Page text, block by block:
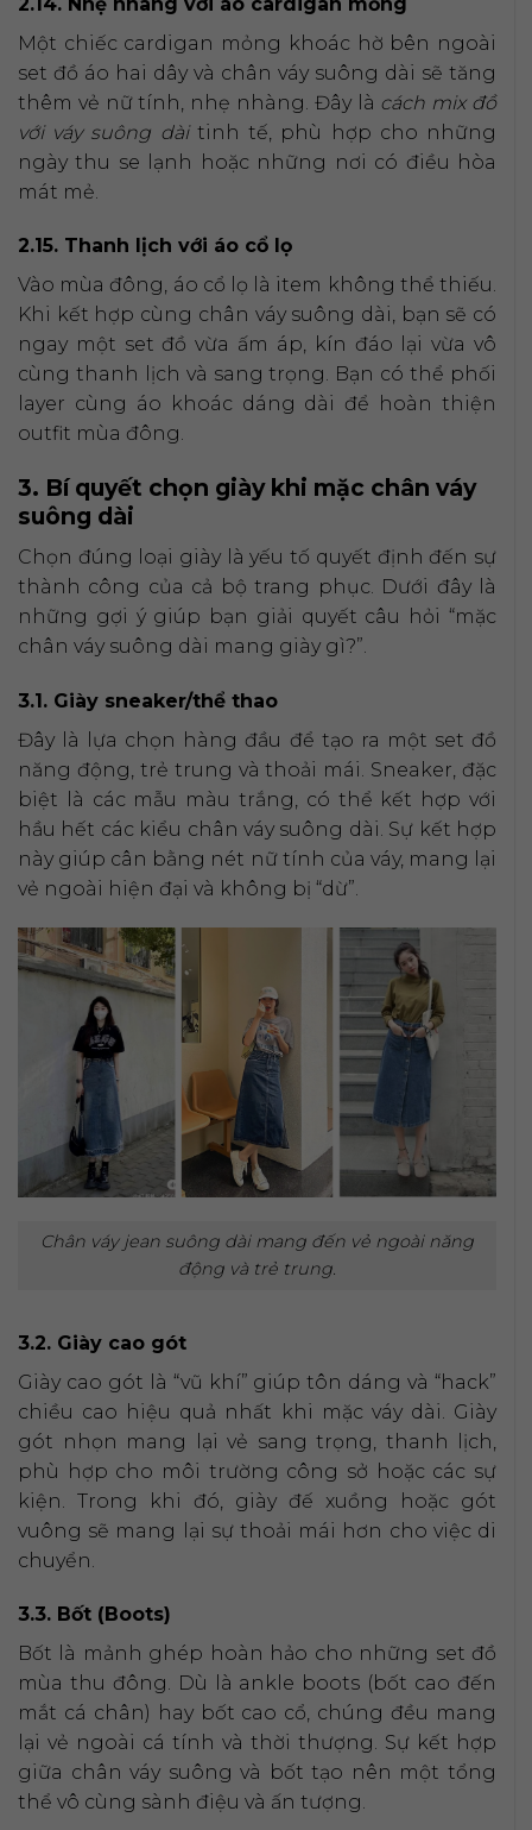
Một chiếc cardigan mỏng khoác hờ bên ngoài
set đồ áo hai dây và chân váy suông dài sẽ tăng
thêm vẻ nữ tính, nhẹ nhàng. Đây là cách mix đồ
với váy suông dàitinh tế, phù hợp cho những
ngày thu se lạnh hoặc những nơi có điều hòa
mát mẻ.
2.15. Thanh lịch với áo cổ lọ
Vào mùa đông, áo cổ lọ là item không thể thiếu.
Khi kết hợp cùng chân váy suông dài, bạn sẽ có
ngay một set đồ vừa ấm áp, kín đáo lại vừa vô
cùng thanh lịch và sang trọng. Bạn có thể phối
layer cùng áo khoác dáng dài để hoàn thiện
outfit mùa đông.
3. Bí quyết chọn giày khi mặc chân váy
suông dài
Chọn đúng loại giày là yếu tố quyết định đến sự
thành công của cả bộ trang phục. Dưới đây là
những gợi ý giúp bạn giải quyết câu hỏi “mặc
chân váy suông dài mang giày gì?”.
3.1. Giày sneaker/thể thao
Đây là lựa chọn hàng đầu để tạo ra một set đồ
năng động, trẻ trung và thoải mái. Sneaker, đặc
biệt là các mẫu màu trắng, có thể kết hợp với
hầu hết các kiểu chân váy suông dài. Sự kết hợp
này giúp cân bằng nét nữ tính của váy, mang lại
vẻ ngoài hiện đại và không bị “dừ”.
Chân váy jean suông dài mang đến vẻ ngoài năng
động và trẻ trung.
3.2. Giày cao gót
Giày cao gót là “vũ khí” giúp tôn dáng và “hack”
chiều cao hiệu quả nhất khi mặc váy dài. Giày
gót nhọn mang lại vẻ sang trọng, thanh lịch,
phù hợp cho môi trường công sở hoặc các sự
kiện. Trong khi đó, giày đế xuồng hoặc gót
vuông sẽ mang lại sự thoải mái hơn cho việc di
chuyển.
3.3. Bốt (Boots)
Bốt là mảnh ghép hoàn hảo cho những set đồ
mùa thu đông. Dù là ankle boots (bốt cao đến
mắt cá chân) hay bốt cao cổ, chúng đều mang
lại vẻ ngoài cá tính và thời thượng. Sự kết hợp
giữa chân váy suông và bốt tạo nên một tổng
thể vô cùng sành điệu và ấn tượng.